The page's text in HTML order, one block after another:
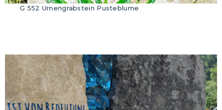
G 552 Urnengrabstein Pusteblume